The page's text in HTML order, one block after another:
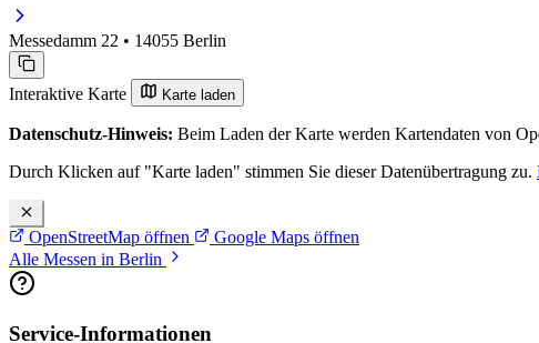
Messedamm 22 • 14055 Berlin
Interaktive Karte Karte laden
Datenschutz-Hinweis: Beim Laden der Karte werden Kartendaten von
Durch Klicken auf "Karte laden" stimmen Sie dieser Datenübertragung zu.
OpenStreetMap öffnen
Google Maps öffnen
Alle Messen in Berlin
Service-Informationen